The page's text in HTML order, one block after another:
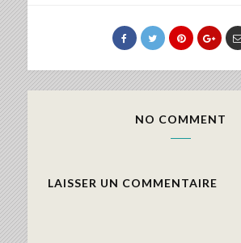
NO COMMENT
LAISSER UN COMMENTAIRE